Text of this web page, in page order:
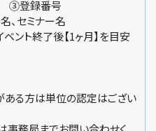
録番号
セミナー名
ト終了後【1ヶ月】を目安
る方は単位の認定はござい